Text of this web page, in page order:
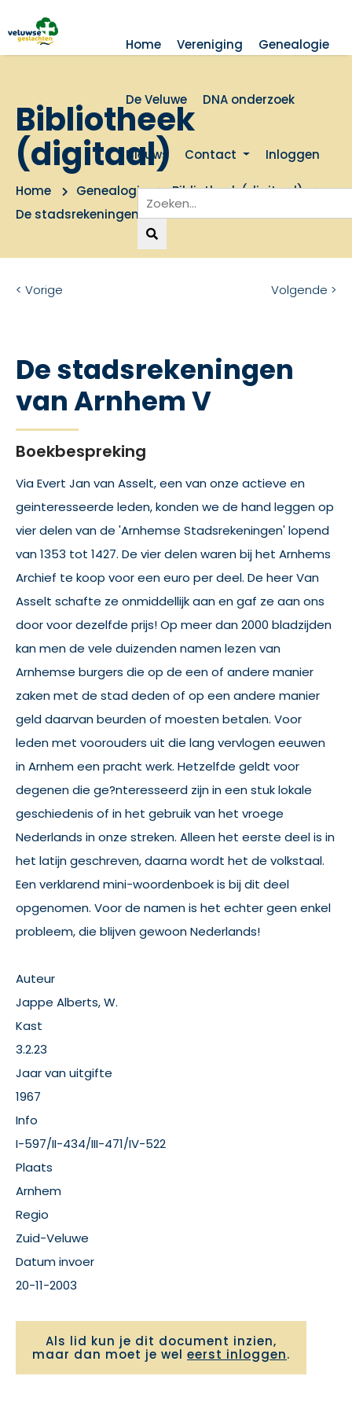
Home Vereniging Genealogie
De Veluwe DNA onderzoek
Nieuws Contact Inloggen
Bibliotheek
(digitaal)
Home Genealogie
Bibliotheek (digitaal)
De stadsrekeningen van Arnhem V
< Vorige Volgende >
De stadsrekeningen
van Arnhem V
Boekbespreking
Via Evert Jan van Asselt, een van onze actieve en
geinteresseerde leden, konden we de hand leggen op
vier delen van de 'Arnhemse Stadsrekeningen' lopend
van 1353 tot 1427. De vier delen waren bij het Arnhems
Archief te koop voor een euro per deel. De heer Van
Asselt schafte ze onmiddellijk aan en gaf ze aan ons
door voor dezelfde prijs! Op meer dan 2000 bladzijden
kan men de vele duizenden namen lezen van
Arnhemse burgers die op de een of andere manier
zaken met de stad deden of op een andere manier
geld daarvan beurden of moesten betalen. Voor
leden met voorouders uit die lang vervlogen eeuwen
in Arnhem een pracht werk. Hetzelfde geldt voor
degenen die ge?nteresseerd zijn in een stuk lokale
geschiedenis of in het gebruik van het vroege
Nederlands in onze streken. Alleen het eerste deel is in
het latijn geschreven, daarna wordt het de volkstaal.
Een verklarend mini-woordenboek is bij dit deel
opgenomen. Voor de namen is het echter geen enkel
probleem, die blijven gewoon Nederlands!
Auteur
Jappe Alberts, W.
Kast
3.2.23
Jaar van uitgifte
1967
Info
I-597/II-434/III-471/IV-522
Plaats
Arnhem
Regio
Zuid-Veluwe
Datum invoer
20-11-2003
Als lid kun je dit document inzien,
maar dan moet je wel eerst inloggen.